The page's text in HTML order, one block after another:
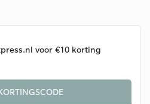
voor €10 korting